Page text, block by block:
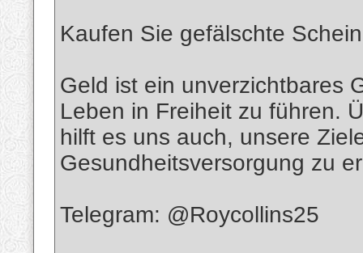
Kaufen Sie gefälschte
Geld ist ein unverzichtbares
Leben in Freiheit zu führen.
hilft es uns auch, unsere
Gesundheitsversorgung zu
Telegram: @Roycollins25